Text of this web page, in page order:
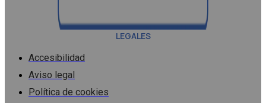
LEGALES
Accesibilidad
Aviso legal
Política de cookies